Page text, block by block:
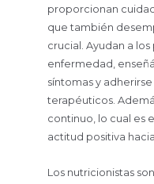
proporcionan
que también
crucial. Ayudan a
enfermedad,
síntomas y
terapéuticos.
continuo, lo cual es
actitud positiva
Los nutricionistas